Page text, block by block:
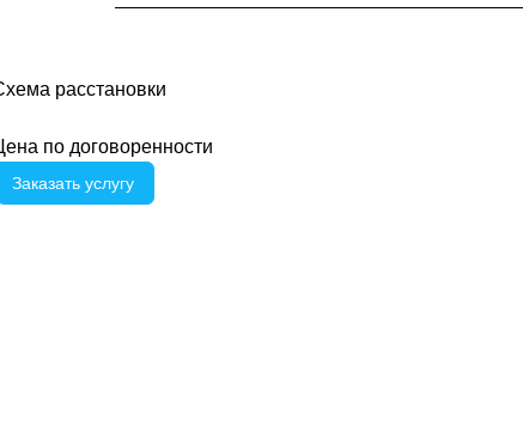
расстановки
по договоренности
Заказать услугу